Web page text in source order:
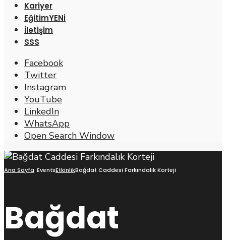
Kariyer
Eğitim
İletişim
SSS
Facebook
Twitter
Instagram
YouTube
LinkedIn
WhatsApp
Open Search Window
Ana Sayfa EventsEtkinlikBağdat Caddesi Farkındalık Korteji
Bağdat